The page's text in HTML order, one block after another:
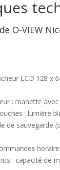
O-VIEW
LCD 128 x
: manette
: lumière
de sauvegarde
: capacité de